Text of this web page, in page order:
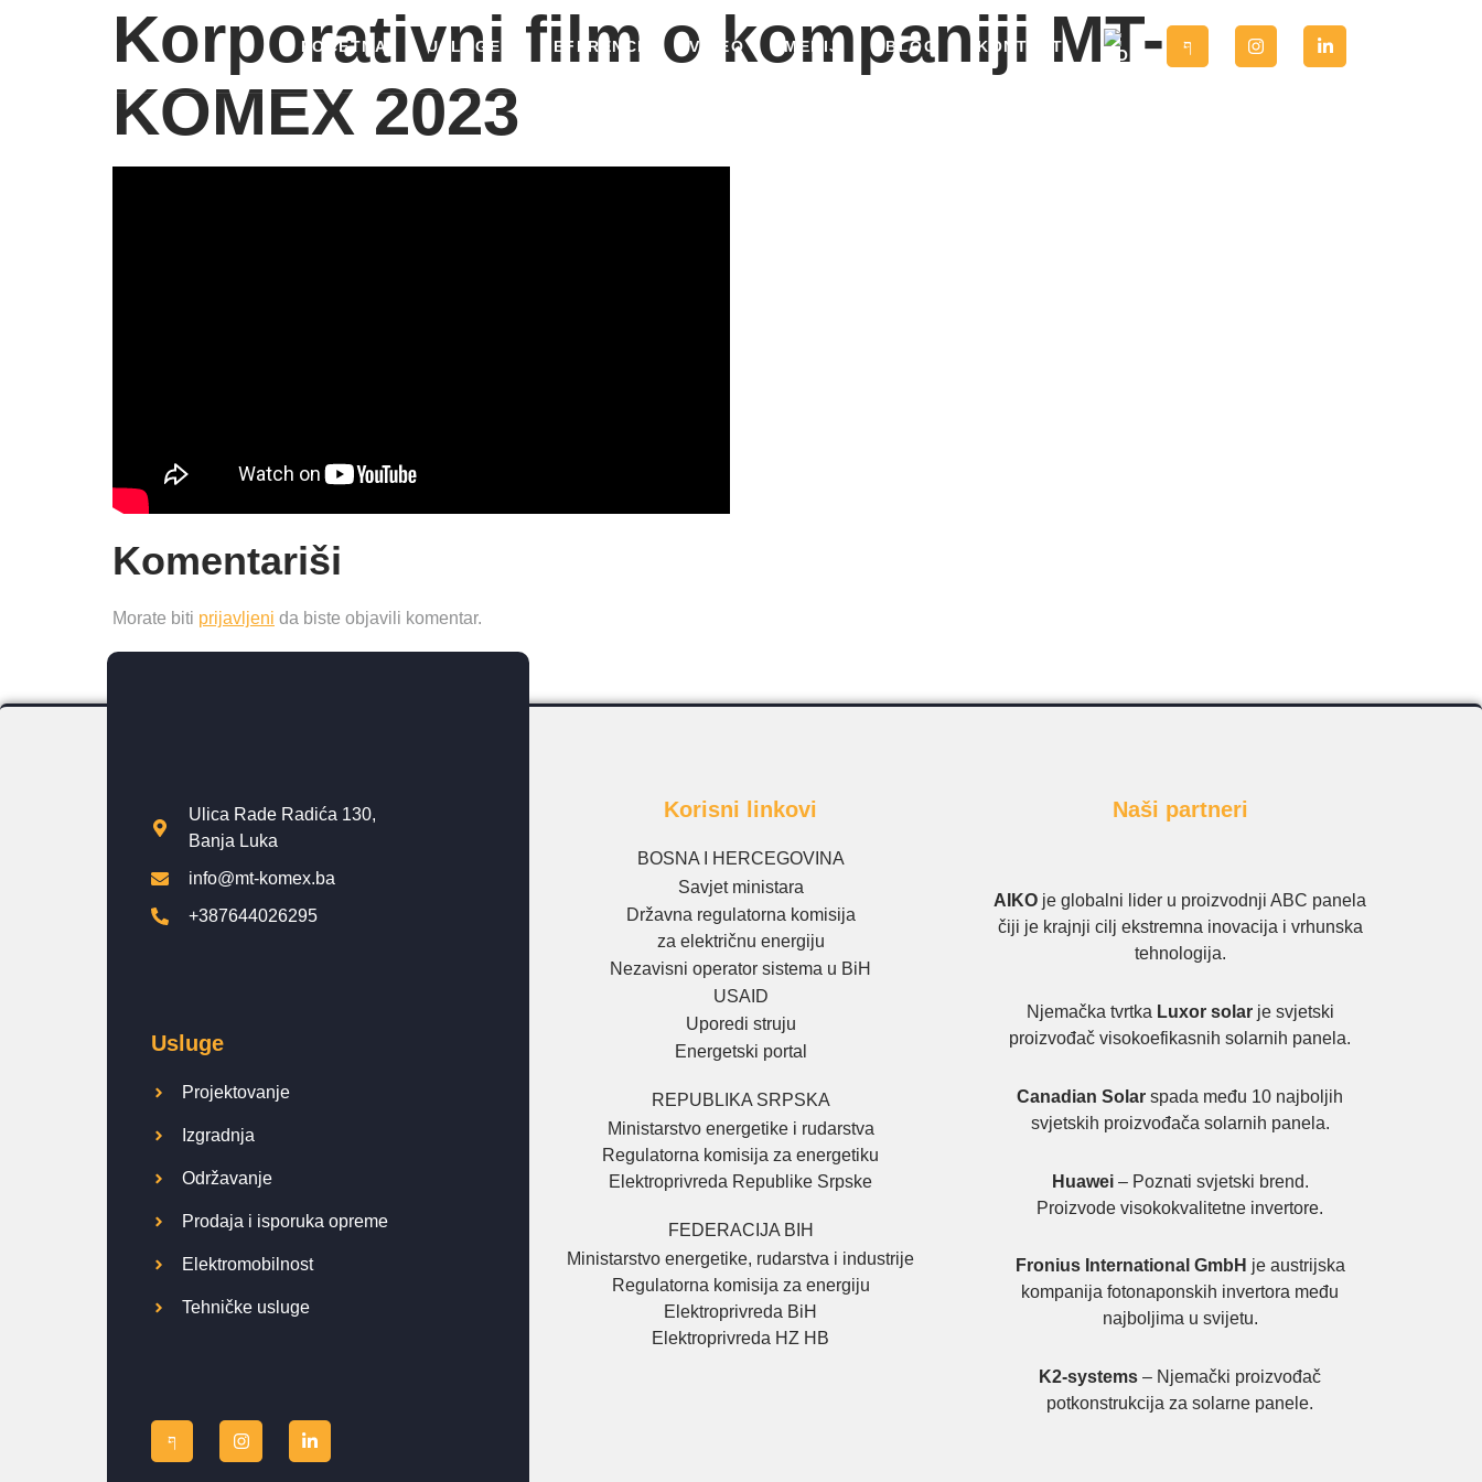
POČETNA USLUGE REFERENCE VIDEO MEDIJI BLOG KONTAKT
Korporativni film o kompaniji MT-
KOMEX 2023
Komentariši
Morate biti prijavljeni da biste objavili komentar.
Ulica Rade Radića 130,
Banja Luka
info@mt-komex.ba
+387644026295
Usluge
Projektovanje
Izgradnja
Održavanje
Prodaja i isporuka opreme
Elektromobilnost
Tehničke usluge
Korisni linkovi
BOSNA I HERCEGOVINA
Savjet ministara
Državna regulatorna komisija
za električnu energiju
Nezavisni operator sistema u BiH
USAID
Uporedi struju
Energetski portal
REPUBLIKA SRPSKA
Ministarstvo energetike i rudarstva
Regulatorna komisija za energetiku
Elektroprivreda Republike Srpske
FEDERACIJA BIH
Ministarstvo energetike, rudarstva i industrije
Regulatorna komisija za energiju
Elektroprivreda BiH
Elektroprivreda HZ HB
Naši partneri
AIKO je globalni lider u proizvodnji ABC panela
čiji je krajnji cilj ekstremna inovacija i vrhunska
tehnologija.
Njemačka tvrtka Luxor solarje svjetski
proizvođač visokoefikasnih solarnih panela.
Canadian Solarspada među 10 najboljih
svjetskih proizvođača solarnih panela.
Huawei – Poznati svjetski brend.
Proizvode visokokvalitetne invertore.
Fronius International GmbH je austrijska
kompanija fotonaponskih invertora među
najboljima u svijetu.
K2-systems– Njemački proizvođač
potkonstrukcija za solarne panele.